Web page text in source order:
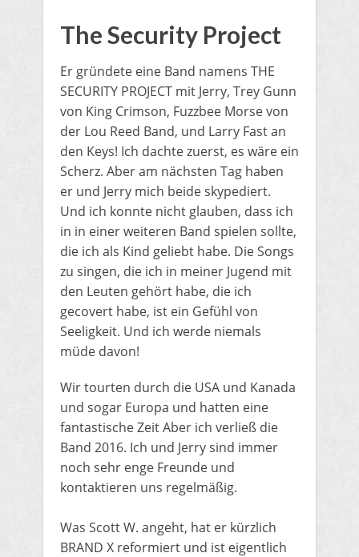
The Security Project
Er gründete eine Band namens THE
SECURITY PROJECT mit Jerry, Trey Gunn
von King Crimson, Fuzzbee Morse von
der Lou Reed Band, und Larry Fast an
den Keys! Ich dachte zuerst, es wäre ein
Scherz. Aber am nächsten Tag haben
er und Jerry mich beide skypediert.
Und ich konnte nicht glauben, dass ich
in in einer weiteren Band spielen sollte,
die ich als Kind geliebt habe. Die Songs
zu singen, die ich in meiner Jugend mit
den Leuten gehört habe, die ich
gecovert habe, ist ein Gefühl von
Seeligkeit. Und ich werde niemals
müde davon!
Wir tourten durch die USA und Kanada
und sogar Europa und hatten eine
fantastische Zeit Aber ich verließ die
Band 2016. Ich und Jerry sind immer
noch sehr enge Freunde und
kontaktieren uns regelmäßig.
Was Scott W. angeht, hat er kürzlich
BRAND X reformiert und ist eigentlich